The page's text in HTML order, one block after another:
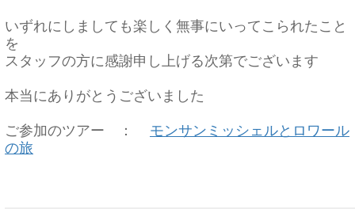
いずれにしましても楽しく無事にいってこられたこと
を
スタッフの方に感謝申し上げる次第でございます
本当にありがとうございました
ご参加のツアー ：
モンサンミッシェルとロワール
の旅